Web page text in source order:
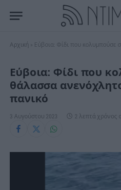
Αρχική Εύβοια: Φίδι που κολυμπούσε στη
Εύβοια: Φίδι που
θάλασσα
πανικό
3 Αυγούστου 2023 2 λεπτά χρόνος